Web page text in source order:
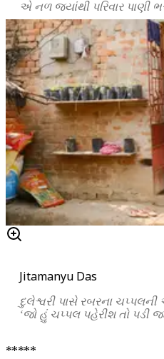
એ નળ જ્યાંથી પરિવાર પાણી
Jitamanyu Das
દુલેશ્વરી પાસે રબરના ચપ્પલની
‘જો હું ચપ્પલ પહેરીશ તો પડી
*****